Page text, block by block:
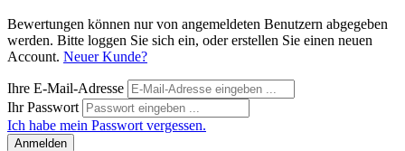
Bewertungen können nur von angemeldeten Benutzern abgegeben
werden. Bitte loggen Sie sich ein, oder erstellen Sie einen neuen
Account. Neuer Kunde?
Ihre E-Mail-Adresse
Ihr Passwort
Ich habe mein Passwort vergessen.
Anmelden